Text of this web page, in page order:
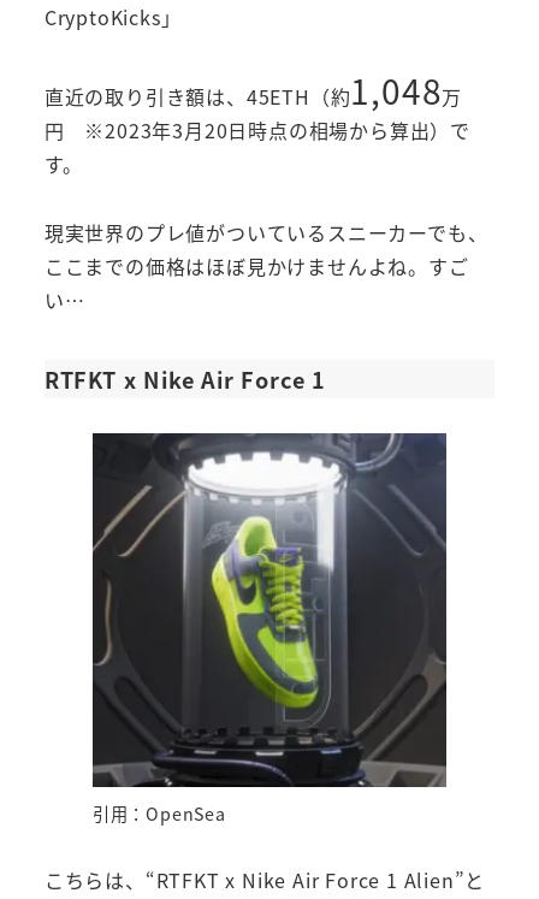
CryptoKicks」
直近の取り引き額は、45ETH（約1,048万
円 ※2023年3月20日時点の相場から算出）で
す。
現実世界のプレ値がついているスニーカーでも、
ここまでの価格はほぼ見かけませんよね。すご
い…
RTFKT x Nike Air Force 1
引用：OpenSea
こちらは、“RTFKT x Nike Air Force 1 Alien”と